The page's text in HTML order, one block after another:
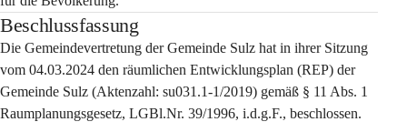
Beschlussfassung
Die Gemeindevertretung der Gemeinde Sulz hat in ihrer Sitzung
vom 04.03.2024 den räumlichen Entwicklungsplan (REP) der
Gemeinde Sulz (Aktenzahl: su031.1-1/2019) gemäß § 11 Abs. 1
Raumplanungsgesetz, LGBl.Nr. 39/1996, i.d.g.F., beschlossen.